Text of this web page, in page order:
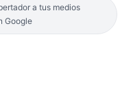
a tus medios
Google